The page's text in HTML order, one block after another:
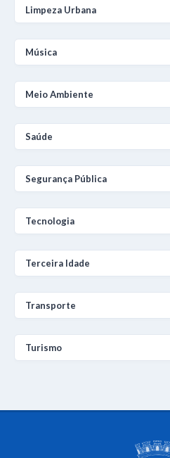
Limpeza Urbana
Música
Meio Ambiente
Saúde
Segurança Pública
Tecnologia
Terceira Idade
Transporte
Turismo